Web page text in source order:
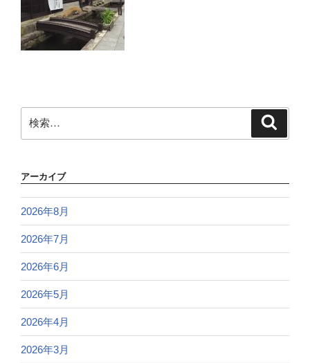
索:
アーカイブ
2026年8月
2026年7月
2026年6月
2026年5月
2026年4月
2026年3月